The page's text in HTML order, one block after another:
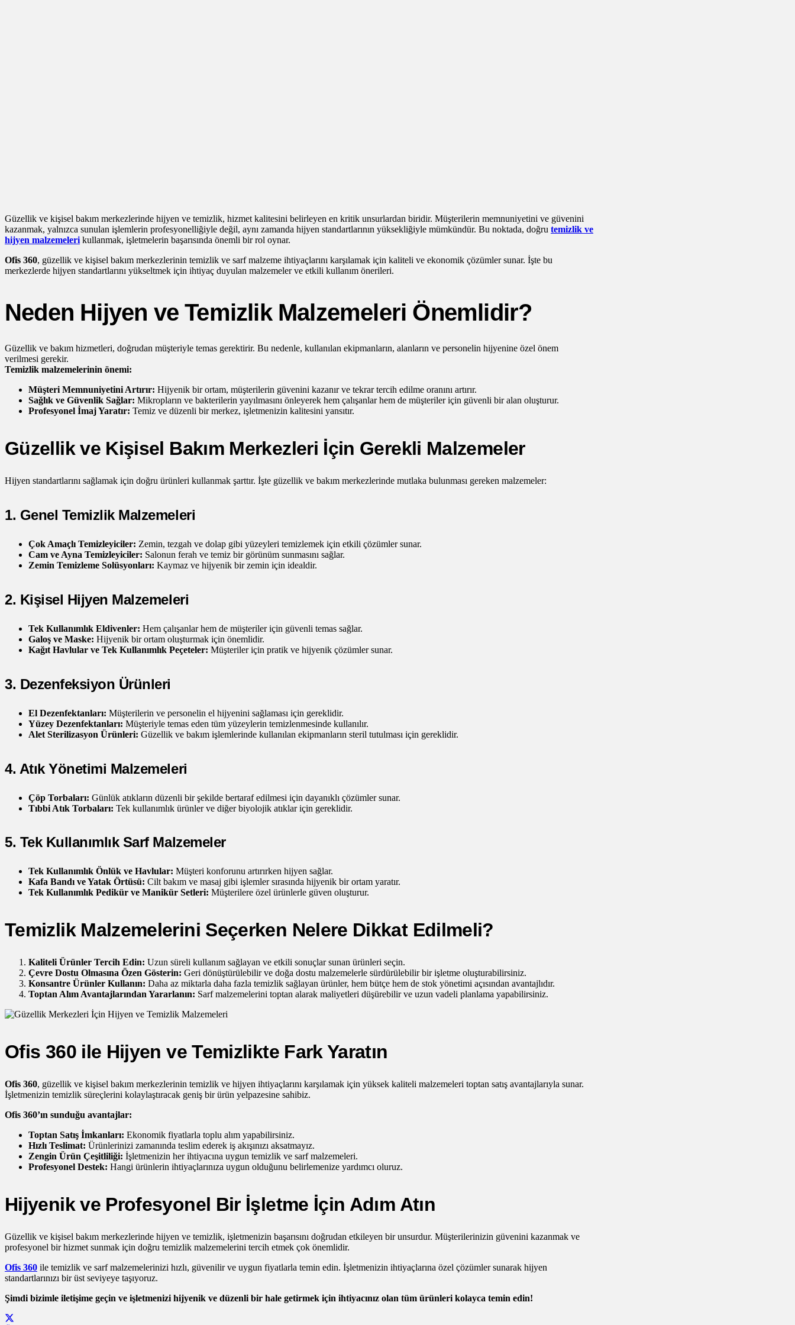
Güzellik ve kişisel bakım merkezlerinde hijyen ve temizlik, hizmet kalitesini belirleyen en kritik unsurlardan biridir. Müşterilerin memnuniyetini ve güvenini
kazanmak, yalnızca sunulan işlemlerin profesyonelliğiyle değil, aynı zamanda hijyen standartlarının yüksekliğiyle mümkündür. Bu noktada, doğru temizlik ve
hijyen malzemeleri kullanmak, işletmelerin başarısında önemli bir rol oynar.
Ofis 360, güzellik ve kişisel bakım merkezlerinin temizlik ve sarf malzeme ihtiyaçlarını karşılamak için kaliteli ve ekonomik çözümler sunar. İşte bu
merkezlerde hijyen standartlarını yükseltmek için ihtiyaç duyulan malzemeler ve etkili kullanım önerileri.
Neden Hijyen ve Temizlik Malzemeleri Önemlidir?
Güzellik ve bakım hizmetleri, doğrudan müşteriyle temas gerektirir. Bu nedenle, kullanılan ekipmanların, alanların ve personelin hijyenine özel önem
verilmesi gerekir.
Temizlik malzemelerinin önemi:
Müşteri Memnuniyetini Artırır: Hijyenik bir ortam, müşterilerin güvenini kazanır ve tekrar tercih edilme oranını artırır.
Sağlık ve Güvenlik Sağlar: Mikropların ve bakterilerin yayılmasını önleyerek hem çalışanlar hem de müşteriler için güvenli bir alan oluşturur.
Profesyonel İmaj Yaratır: Temiz ve düzenli bir merkez, işletmenizin kalitesini yansıtır.
Güzellik ve Kişisel Bakım Merkezleri İçin Gerekli Malzemeler
Hijyen standartlarını sağlamak için doğru ürünleri kullanmak şarttır. İşte güzellik ve bakım merkezlerinde mutlaka bulunması gereken malzemeler:
1. Genel Temizlik Malzemeleri
Çok Amaçlı Temizleyiciler: Zemin, tezgah ve dolap gibi yüzeyleri temizlemek için etkili çözümler sunar.
Cam ve Ayna Temizleyiciler: Salonun ferah ve temiz bir görünüm sunmasını sağlar.
Zemin Temizleme Solüsyonları: Kaymaz ve hijyenik bir zemin için idealdir.
2. Kişisel Hijyen Malzemeleri
Tek Kullanımlık Eldivenler: Hem çalışanlar hem de müşteriler için güvenli temas sağlar.
Galoş ve Maske: Hijyenik bir ortam oluşturmak için önemlidir.
Kağıt Havlular ve Tek Kullanımlık Peçeteler: Müşteriler için pratik ve hijyenik çözümler sunar.
3. Dezenfeksiyon Ürünleri
El Dezenfektanları: Müşterilerin ve personelin el hijyenini sağlaması için gereklidir.
Yüzey Dezenfektanları: Müşteriyle temas eden tüm yüzeylerin temizlenmesinde kullanılır.
Alet Sterilizasyon Ürünleri: Güzellik ve bakım işlemlerinde kullanılan ekipmanların steril tutulması için gereklidir.
4. Atık Yönetimi Malzemeleri
Çöp Torbaları: Günlük atıkların düzenli bir şekilde bertaraf edilmesi için dayanıklı çözümler sunar.
Tıbbi Atık Torbaları: Tek kullanımlık ürünler ve diğer biyolojik atıklar için gereklidir.
5. Tek Kullanımlık Sarf Malzemeler
Tek Kullanımlık Önlük ve Havlular: Müşteri konforunu artırırken hijyen sağlar.
Kafa Bandı ve Yatak Örtüsü: Cilt bakım ve masaj gibi işlemler sırasında hijyenik bir ortam yaratır.
Tek Kullanımlık Pedikür ve Manikür Setleri: Müşterilere özel ürünlerle güven oluşturur.
Temizlik Malzemelerini Seçerken Nelere Dikkat Edilmeli?
Kaliteli Ürünler Tercih Edin: Uzun süreli kullanım sağlayan ve etkili sonuçlar sunan ürünleri seçin.
Çevre Dostu Olmasına Özen Gösterin: Geri dönüştürülebilir ve doğa dostu malzemelerle sürdürülebilir bir işletme oluşturabilirsiniz.
Konsantre Ürünler Kullanın: Daha az miktarla daha fazla temizlik sağlayan ürünler, hem bütçe hem de stok yönetimi açısından avantajlıdır.
Toptan Alım Avantajlarından Yararlanın: Sarf malzemelerini toptan alarak maliyetleri düşürebilir ve uzun vadeli planlama yapabilirsiniz.
Ofis 360 ile Hijyen ve Temizlikte Fark Yaratın
Ofis 360, güzellik ve kişisel bakım merkezlerinin temizlik ve hijyen ihtiyaçlarını karşılamak için yüksek kaliteli malzemeleri toptan satış avantajlarıyla sunar.
İşletmenizin temizlik süreçlerini kolaylaştıracak geniş bir ürün yelpazesine sahibiz.
Ofis 360’ın sunduğu avantajlar:
Toptan Satış İmkanları: Ekonomik fiyatlarla toplu alım yapabilirsiniz.
Hızlı Teslimat: Ürünlerinizi zamanında teslim ederek iş akışınızı aksatmayız.
Zengin Ürün Çeşitliliği: İşletmenizin her ihtiyacına uygun temizlik ve sarf malzemeleri.
Profesyonel Destek: Hangi ürünlerin ihtiyaçlarınıza uygun olduğunu belirlemenize yardımcı oluruz.
Hijyenik ve Profesyonel Bir İşletme İçin Adım Atın
Güzellik ve kişisel bakım merkezlerinde hijyen ve temizlik, işletmenizin başarısını doğrudan etkileyen bir unsurdur. Müşterilerinizin güvenini kazanmak ve
profesyonel bir hizmet sunmak için doğru temizlik malzemelerini tercih etmek çok önemlidir.
Ofis 360 ile temizlik ve sarf malzemelerinizi hızlı, güvenilir ve uygun fiyatlarla temin edin. İşletmenizin ihtiyaçlarına özel çözümler sunarak hijyen
standartlarınızı bir üst seviyeye taşıyoruz.
Şimdi bizimle iletişime geçin ve işletmenizi hijyenik ve düzenli bir hale getirmek için ihtiyacınız olan tüm ürünleri kolayca temin edin!